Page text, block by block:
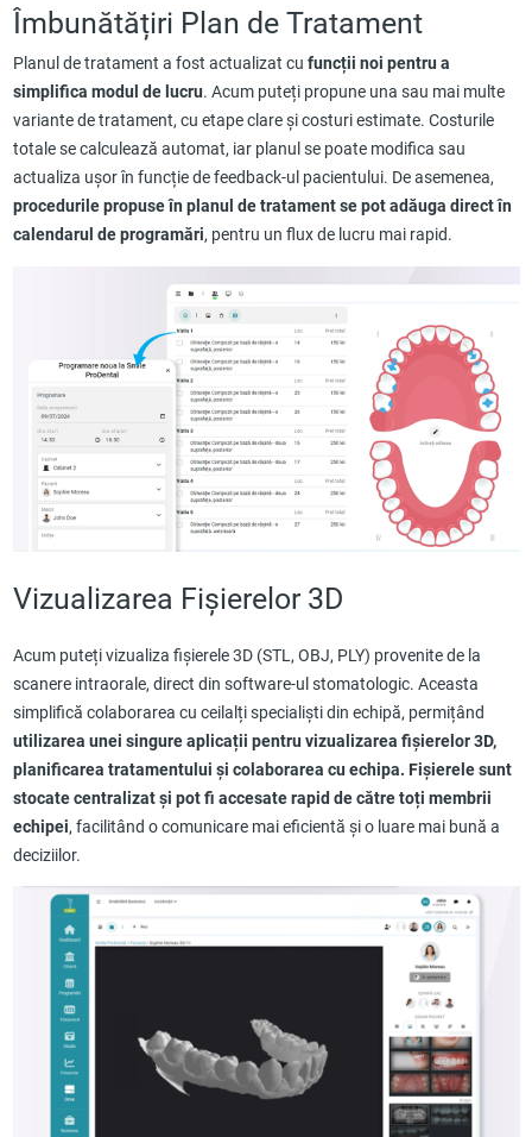
Îmbunătățiri Plan de Tratament
Planul de tratament a fost actualizat cu funcții noi pentru a
simplifica modul de lucru. Acum puteți propune una sau mai multe
variante de tratament, cu etape clare și costuri estimate. Costurile
totale se calculează automat, iar planul se poate modifica sau
actualiza ușor în funcție de feedback-ul pacientului. De asemenea,
procedurile propuse în planul de tratament se pot adăuga direct în
calendarul de programări, pentru un flux de lucru mai rapid.
Vizualizarea Fișierelor 3D
Acum puteți vizualiza fișierele 3D (STL, OBJ, PLY) provenite de la
scanere intraorale, direct din software-ul stomatologic. Aceasta
simplifică colaborarea cu ceilalți specialiști din echipă, permițând
utilizarea unei singure aplicații pentru vizualizarea fișierelor 3D,
planificarea tratamentului și colaborarea cu echipa. Fișierele sunt
stocate centralizat și pot fi accesate rapid de către toți membrii
echipei, facilitând o comunicare mai eficientă și o luare mai bună a
deciziilor.